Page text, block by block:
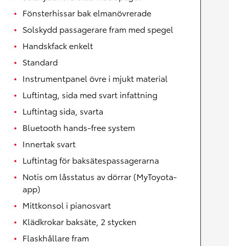
Fönsterhissar bak elmanövrerade
Solskydd passagerare fram med spegel
Handskfack enkelt
Standard
Instrumentpanel övre i mjukt material
Luftintag, sida med svart infattning
Luftintag sida, svarta
Bluetooth hands-free system
Innertak svart
Luftintag för baksätespassagerarna
Notis om låsstatus av dörrar (MyToyota-
app)
Mittkonsol i pianosvart
Klädkrokar baksäte, 2 stycken
Flaskhållare fram